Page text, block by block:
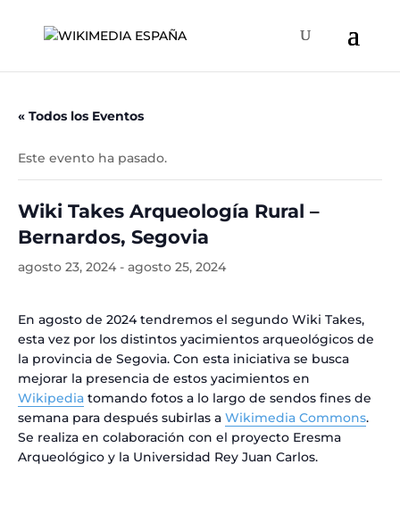
« Todos los Eventos
Este evento ha pasado.
Wiki Takes Arqueología Rural –
Bernardos, Segovia
agosto 23, 2024 - agosto 25, 2024
En agosto de 2024 tendremos el segundo Wiki Takes,
esta vez por los distintos yacimientos arqueológicos de
la provincia de Segovia. Con esta iniciativa se busca
mejorar la presencia de estos yacimientos en
Wikipedia tomando fotos a lo largo de sendos fines de
semana para después subirlas a Wikimedia Commons.
Se realiza en colaboración con el proyecto Eresma
Arqueológico y la Universidad Rey Juan Carlos.